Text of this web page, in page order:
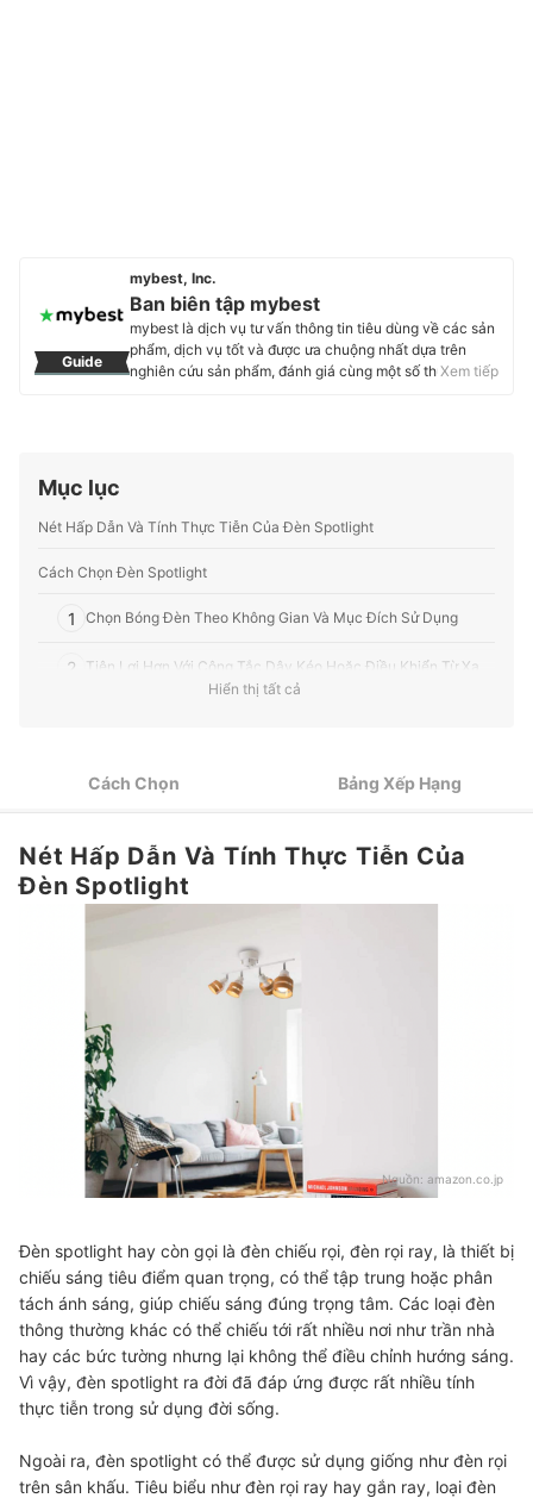
Guide
mybest, Inc.
Ban biên tập mybest
mybest là dịch vụ tư vấn thông tin tiêu dùng về các sản
phẩm, dịch vụ tốt và được ưa chuộng nhất dựa trên
nghiên cứu sản phẩm, đánh giá cùng một số thực
Profile của Ban biên tập mybest
Xem tiếp
Mục lục
Nét Hấp Dẫn Và Tính Thực Tiễn Của Đèn Spotlight
Cách Chọn Đèn Spotlight
1 Chọn Bóng Đèn Theo Không Gian Và Mục Đích Sử Dụng
2 Tiện Lợi Hơn Với Công Tắc Dây Kéo Hoặc Điều Khiển Từ Xa
Tô Điểm Phòng Ốc Với Nhiều Loại Đèn Khác Nhau
Hiển thị tất cả
Cách Chọn Bảng Xếp Hạng
Nét Hấp Dẫn Và Tính Thực Tiễn Của
Đèn Spotlight
Nguồn: amazon.co.jp
Đèn spotlight hay còn gọi là đèn chiếu rọi, đèn rọi ray, là thiết bị
chiếu sáng tiêu điểm quan trọng, có thể tập trung hoặc phân
tách ánh sáng, giúp chiếu sáng đúng trọng tâm. Các loại đèn
thông thường khác có thể chiếu tới rất nhiều nơi như trần nhà
hay các bức tường nhưng lại không thể điều chỉnh hướng sáng.
Vì vậy, đèn spotlight ra đời đã đáp ứng được rất nhiều tính
thực tiễn trong sử dụng đời sống.
Ngoài ra, đèn spotlight có thể được sử dụng giống như đèn rọi
trên sân khấu. Tiêu biểu như đèn rọi ray hay gắn ray, loại đèn